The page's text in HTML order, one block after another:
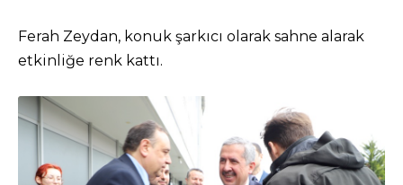
Ferah Zeydan, konuk şarkıcı olarak sahne alarak
etkinliğe renk kattı.